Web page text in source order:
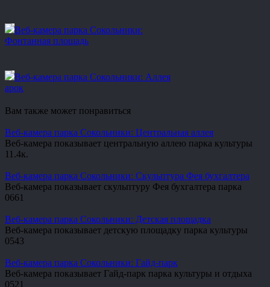
Веб-камера парка Сокольники:
Фонтанная площадь
Веб-камера парка Сокольники: Аллея
арок
Вам также может понравиться
Веб-камера парка Сокольники: Центральная аллея
Веб-камера показывает центральную аллею парка культуры
1 1.4к.
Веб-камера парка Сокольники: Скульптура Фея бухгалтера
Веб-камера показывает скульптуру Фея бухгалтера парка
0661
Веб-камера парка Сокольники: Детская площадка
Веб-камера показывает детскую площадку парка культуры
0543
Веб-камера парка Сокольники: Гайд-парк
Веб-камера показывает Гайд-парк парка культуры и отдыха
0521